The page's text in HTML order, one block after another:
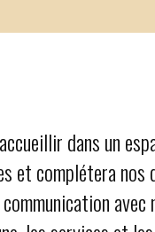
dans un
et complétera
avec